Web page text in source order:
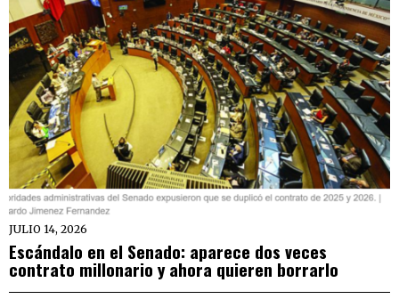
JULIO 14, 2026
Escándalo en el Senado: aparece dos veces
contrato millonario y ahora quieren borrarlo